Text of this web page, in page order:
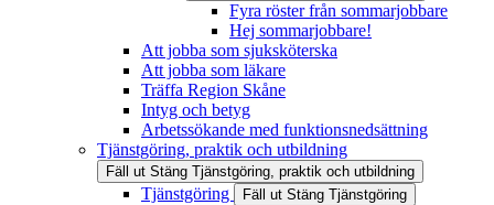
Fyra röster från sommarjobbare
Hej sommarjobbare!
Att jobba som sjuksköterska
Att jobba som läkare
Träffa Region Skåne
Intyg och betyg
Arbetssökande med funktionsnedsättning
Tjänstgöring, praktik och utbildning
Fäll ut Stäng Tjänstgöring, praktik och utbildning
Tjänstgöring Fäll ut Stäng Tjänstgöring